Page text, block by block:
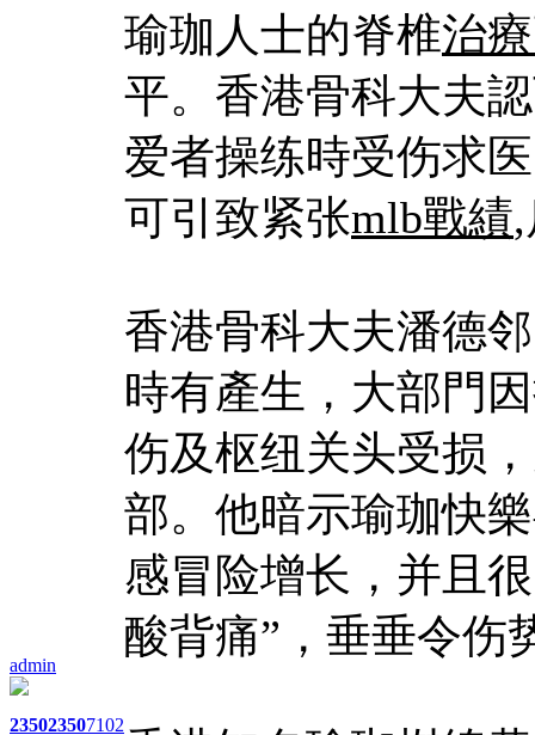
admin
235023507102
瑜珈人士的脊椎治
平。香港骨科大夫
爱者操练時受伤求
可引致紧张mlb戰績
香港骨科大夫潘德
時有產生，大部門
伤及枢纽关头受损
部。他暗示瑜珈快
感冒险增长，并且
酸背痛”，垂垂令伤